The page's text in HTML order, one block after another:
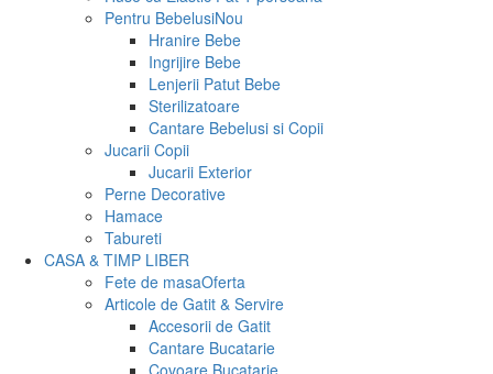
Pentru BebelusiNou
Hranire Bebe
Ingrijire Bebe
Lenjerii Patut Bebe
Sterilizatoare
Cantare Bebelusi si Copii
Jucarii Copii
Jucarii Exterior
Perne Decorative
Hamace
Tabureti
CASA & TIMP LIBER
Fete de masaOferta
Articole de Gatit & Servire
Accesorii de Gatit
Cantare Bucatarie
Covoare Bucatarie